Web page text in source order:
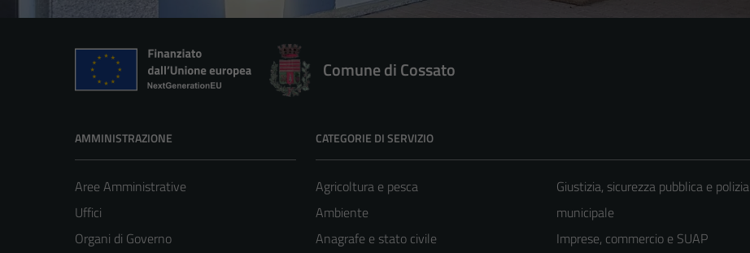
Comune di Cossato
AMMINISTRAZIONE
Aree Amministrative
Uffici
Organi di Governo
CATEGORIE DI SERVIZIO
Agricoltura e pesca
Ambiente
Anagrafe e stato civile
Giustizia, sicurezza pubblica e polizia
municipale
Imprese, commercio e SUAP